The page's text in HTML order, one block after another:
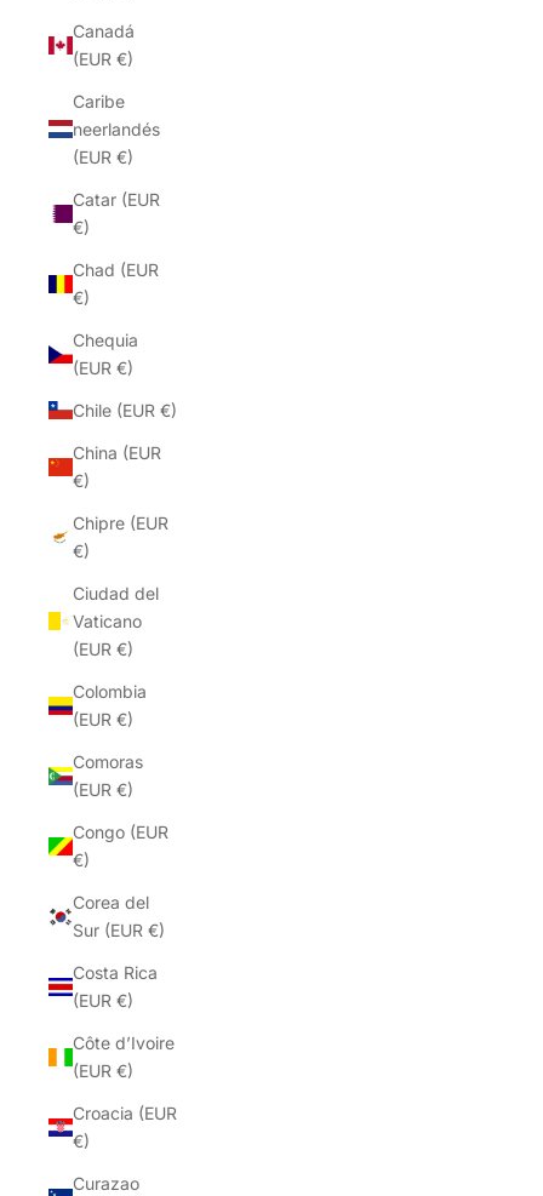
Canadá
(EUR €)
Caribe
neerlandés
(EUR €)
Catar (EUR
€)
Chad (EUR
€)
Chequia
(EUR €)
Chile (EUR €)
China (EUR
€)
Chipre (EUR
€)
Ciudad del
Vaticano
(EUR €)
Colombia
(EUR €)
Comoras
(EUR €)
Congo (EUR
€)
Corea del
Sur (EUR €)
Costa Rica
(EUR €)
Côte d’Ivoire
(EUR €)
Croacia (EUR
€)
Curazao